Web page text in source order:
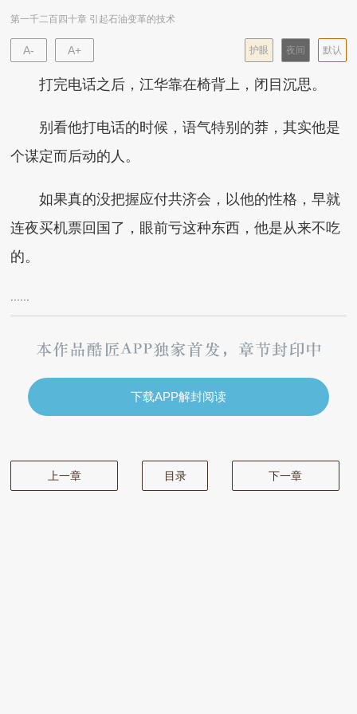
第一千二百四十章 引起石油变革的技术
A- A+ 默认
夜间
护眼
打完电话之后，江华靠在椅背上，闭目沉思。
别看他打电话的时候，语气特别的莽，其实他是
个谋定而后动的人。
如果真的没把握应付共济会，以他的性格，早就
连夜买机票回国了，眼前亏这种东西，他是从来不吃
的。
下载APP解封阅读
上一章 目录 下一章